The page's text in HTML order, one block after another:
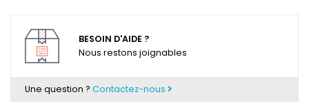
BESOIN D'AIDE ?
Nous restons joignables
Une question ? Contactez-nous